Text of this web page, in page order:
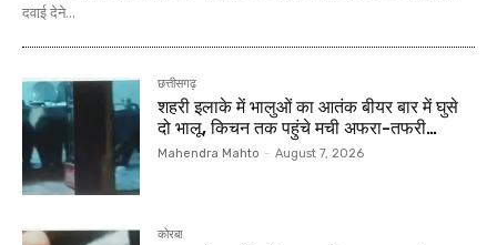
दवाई देने...
छत्तीसगढ़
शहरी इलाके में भालुओं का आतंक बीयर बार में घुसे
दो भालू, किचन तक पहुंचे मची अफरा-तफरी…
Mahendra Mahto - August 7, 2026
कोरबा